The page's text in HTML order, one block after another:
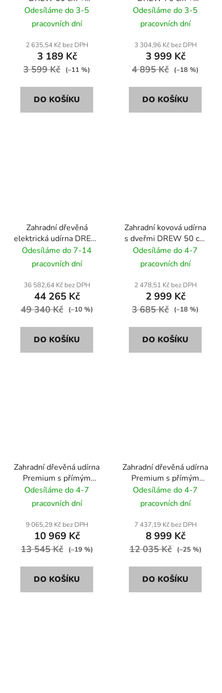
topeniště 25x25x30 cm
Odesíláme do 3-5
pracovních dní
2 635,54 Kč bez DPH
3 189 Kč
3 599 Kč (–11 %)
DO KOŠÍKU
topeniště 30x30x35 cm
Odesíláme do 3-5
pracovních dní
3 304,96 Kč bez DPH
3 999 Kč
4 895 Kč (–18 %)
DO KOŠÍKU
Zahradní dřevěná
elektrická udírna DREW
500L 120 cm
Odesíláme do 7-14
pracovních dní
36 582,64 Kč bez DPH
44 265 Kč
49 340 Kč (–10 %)
DO KOŠÍKU
Zahradní kovová udírna
s dveřmi DREW 50 cm
+ topeniště 20x20x25
cm
Odesíláme do 4-7
pracovních dní
2 478,51 Kč bez DPH
2 999 Kč
3 685 Kč (–18 %)
DO KOŠÍKU
Zahradní dřevěná udírna
Premium s přímým
topeništěm DREW 100
cm
Odesíláme do 4-7
pracovních dní
9 065,29 Kč bez DPH
10 969 Kč
13 545 Kč (–19 %)
DO KOŠÍKU
Zahradní dřevěná udírna
Premium s přímým
topeništěm DREW 60
cm
Odesíláme do 4-7
pracovních dní
7 437,19 Kč bez DPH
8 999 Kč
12 035 Kč (–25 %)
DO KOŠÍKU